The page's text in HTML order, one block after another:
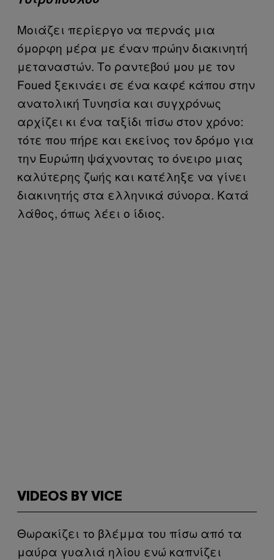
Μοιάζει περίεργο να περνάς μια
όμορφη μέρα με έναν πρώην διακινητή
μεταναστών. Το ραντεβού μου με τον
Foued ξεκινάει σε ένα καφέ κάπου στην
ανατολική Τυνησία και συγχρόνως
αρχίζει κι ένα ταξίδι πίσω στον χρόνο:
τότε που πήρε και εκείνος τον δρόμο για
την Ευρώπη ψάχνοντας το όνειρο μιας
καλύτερης ζωής και κατέληξε να γίνει
διακινητής στα ελληνικά σύνορα. Κατά
λάθος, όπως λέει ο ίδιος.
VIDEOS BY VICE
Θωρακίζει το βλέμμα του πίσω από τα
μαύρα γυαλιά ηλίου ενώ καπνίζει